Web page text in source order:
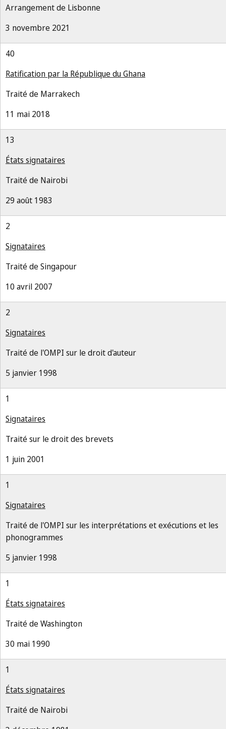
Arrangement de Lisbonne
3 novembre 2021
40
Ratification par la République du Ghana
Traité de Marrakech
11 mai 2018
13
États signataires
Traité de Nairobi
29 août 1983
2
Signataires
Traité de Singapour
10 avril 2007
2
Signataires
Traité de l'OMPI sur le droit d'auteur
5 janvier 1998
1
Signataires
Traité sur le droit des brevets
1 juin 2001
1
Signataires
Traité de l'OMPI sur les interprétations et exécutions et les
phonogrammes
5 janvier 1998
1
États signataires
Traité de Washington
30 mai 1990
1
États signataires
Traité de Nairobi